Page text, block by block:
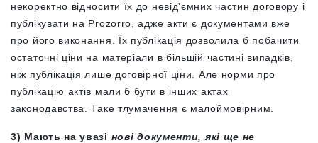
некоректно відносити їх до невід’ємних частин договору і
публікувати на Prozorro, адже акти є документами вже
про його виконання. Їх публікація дозволила б побачити
остаточні ціни на матеріали в більшій частині випадків,
ніж публікація лише договірної ціни. Але норми про
публікацію актів мали б бути в інших актах
законодавства. Таке тлумачення є малоймовірним.
3) Мають на увазі нові документи, які ще не